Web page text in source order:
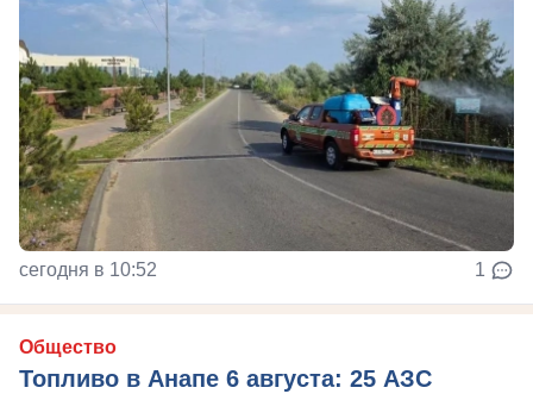
сегодня в 10:52 1
Общество
Топливо в Анапе 6 августа: 25 АЗС